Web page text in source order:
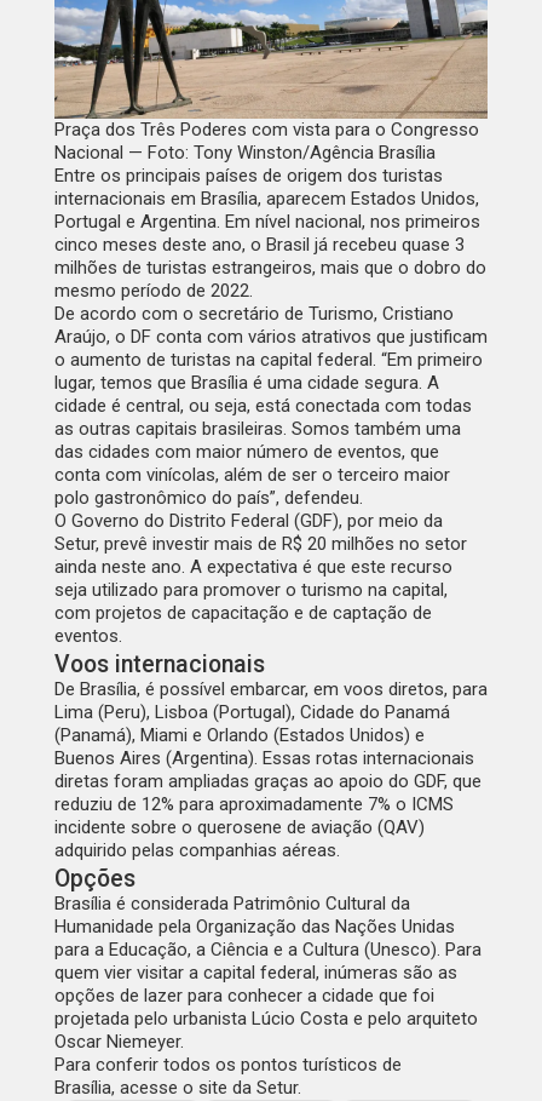
Praça dos Três Poderes com vista para o Congresso
Nacional — Foto: Tony Winston/Agência Brasília
Entre os principais países de origem dos turistas
internacionais em Brasília, aparecem Estados Unidos,
Portugal e Argentina. Em nível nacional, nos primeiros
cinco meses deste ano, o Brasil já recebeu quase 3
milhões de turistas estrangeiros, mais que o dobro do
mesmo período de 2022.
De acordo com o secretário de Turismo, Cristiano
Araújo, o DF conta com vários atrativos que justificam
o aumento de turistas na capital federal. “Em primeiro
lugar, temos que Brasília é uma cidade segura. A
cidade é central, ou seja, está conectada com todas
as outras capitais brasileiras. Somos também uma
das cidades com maior número de eventos, que
conta com vinícolas, além de ser o terceiro maior
polo gastronômico do país”, defendeu.
O Governo do Distrito Federal (GDF), por meio da
Setur, prevê investir mais de R$ 20 milhões no setor
ainda neste ano. A expectativa é que este recurso
seja utilizado para promover o turismo na capital,
com projetos de capacitação e de captação de
eventos.
Voos internacionais
De Brasília, é possível embarcar, em voos diretos, para
Lima (Peru), Lisboa (Portugal), Cidade do Panamá
(Panamá), Miami e Orlando (Estados Unidos) e
Buenos Aires (Argentina). Essas rotas internacionais
diretas foram ampliadas graças ao apoio do GDF, que
reduziu de 12% para aproximadamente 7% o ICMS
incidente sobre o querosene de aviação (QAV)
adquirido pelas companhias aéreas.
Opções
Brasília é considerada Patrimônio Cultural da
Humanidade pela Organização das Nações Unidas
para a Educação, a Ciência e a Cultura (Unesco). Para
quem vier visitar a capital federal, inúmeras são as
opções de lazer para conhecer a cidade que foi
projetada pelo urbanista Lúcio Costa e pelo arquiteto
Oscar Niemeyer.
Para conferir todos os pontos turísticos de
Brasília, acesse o site da Setur.